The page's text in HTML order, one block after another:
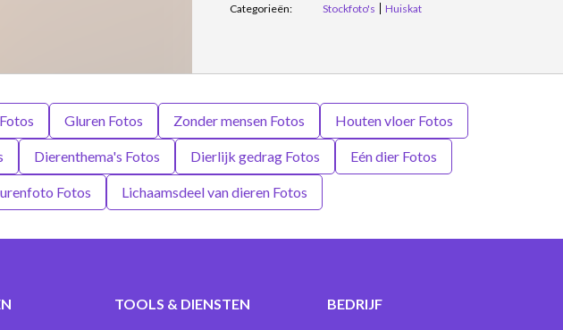
Categorieën: Stockfoto's Huiskat
Gluren Fotos Zonder mensen Fotos Houten vloer Fotos
Dierenthema's Fotos Dierlijk gedrag Fotos Eén dier Fotos
Fotos Lichaamsdeel van dieren Fotos
TOOLS & DIENSTEN BEDRIJF